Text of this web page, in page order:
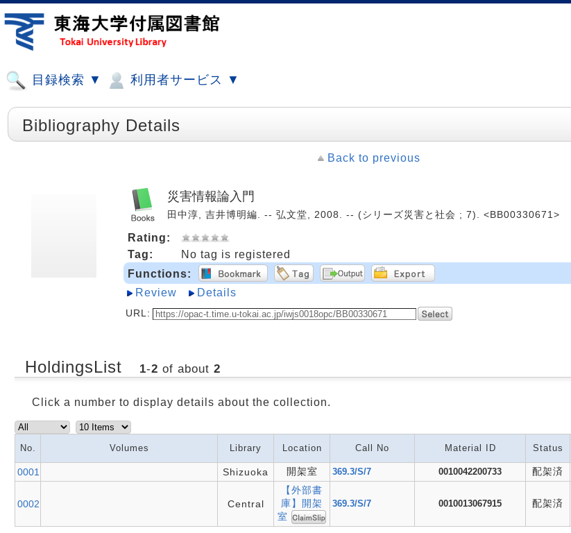
目録検索 ▼ 利用者サービス ▼
Bibliography Details
Back to previous
災害情報論入門
田中淳, 吉井博明編. -- 弘文堂, 2008. -- (シリーズ災害と社会 ; 7). <BB00330671>
Rating:
Tag:
No tag is registered
Functions:
Review
Details
URL:
HoldingsList 1-2 of about 2
Click a number to display details about the collection.
No. Volumes Library Location Call No Material ID Status
0001 Shizuoka 開架室 369.3/S/7 0010042200733 配架済
0002 Central
【外部書
庫】開架
室
369.3/S/7 0010013067915 配架済